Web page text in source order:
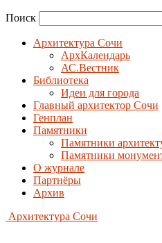
Поиск
Архитектура Сочи
АрхКалендарь
АС.Вестник
Библиотека
Идеи для города
Главный архитектор Сочи
Генплан
Памятники
Памятники
Памятники
О журнале
Партнёры
Архив
Архитектура Сочи